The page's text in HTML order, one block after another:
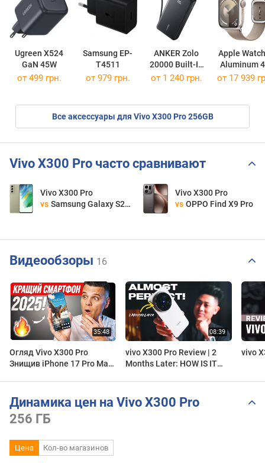
Ugreen X524
GaN 45W
Samsung EP-
T4511
ANKER Zolo
20000 Built-In
USB-C Cable
Apple
Aluminum
mm
от 499 грн. от 979 грн. от 1 240 грн. от 17 939
Все аксессуары для Vivo X300 Pro 256GB
Vivo X300 Pro часто сравнивают
Vivo X300 Pro
vs Samsung Galaxy S21 FE 5G
Vivo X300 Pro
vs OPPO Find X9 Pro
Видеообзоры 16
Огляд Vivo X300 Pro
Знищив iPhone 17 Pro Max!
vivo X300 Pro Review | 2
Months Later: HOW IS IT
vivo
Динамика цен на Vivo X300 Pro
256 ГБ
Цена Кол-во магазинов